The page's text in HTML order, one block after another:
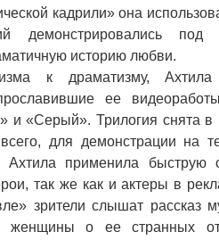
кадрили» она
демонстрировались
историю любви.
к драматизму,
ее
«Серый». Трилогия снята в
для демонстрации на
применила быструю
так же как и актеры в
зрители слышат рассказ
о ее странных